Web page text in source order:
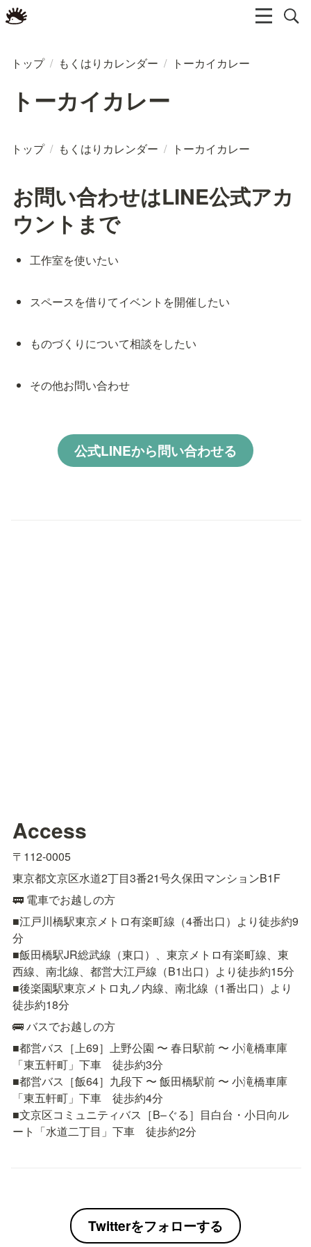
トップ / もくはりカレンダー / トーカイカレー
トーカイカレー
トップ / もくはりカレンダー / トーカイカレー
お問い合わせはLINE公式アカ
ウントまで
工作室を使いたい
スペースを借りてイベントを開催したい
ものづくりについて相談をしたい
その他お問い合わせ
公式LINEから問い合わせる
Access
〒112-0005
東京都文京区水道2丁目3番21号久保田マンションB1F
🚃 電車でお越しの方
■江戸川橋駅東京メトロ有楽町線（4番出口）より徒歩約9
分
■飯田橋駅JR総武線（東口）、東京メトロ有楽町線、東
西線、南北線、都営大江戸線（B1出口）より徒歩約15分
■後楽園駅東京メトロ丸ノ内線、南北線（1番出口）より
徒歩約18分
🚌 バスでお越しの方
■都営バス［上69］上野公園 〜 春日駅前 〜 小滝橋車庫
「東五軒町」下車　徒歩約3分
■都営バス［飯64］九段下 〜 飯田橋駅前 〜 小滝橋車庫
「東五軒町」下車　徒歩約4分
■文京区コミュニティバス［B–ぐる］目白台・小日向ル
ート「水道二丁目」下車　徒歩約2分
Twitterをフォローする